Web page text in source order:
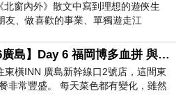
窗內外》散文中寫到理想的遊俠生
友、做喜歡的事業、單獨遊走江
【2026-6廣島】Day 6 福岡博多血拼 與機場接送少年司機深夜對談
東橫INN 廣島新幹線口2號店，這間東
非常豐盛。 每天菜色都有變化，雖然
員拿出料理包加熱，但